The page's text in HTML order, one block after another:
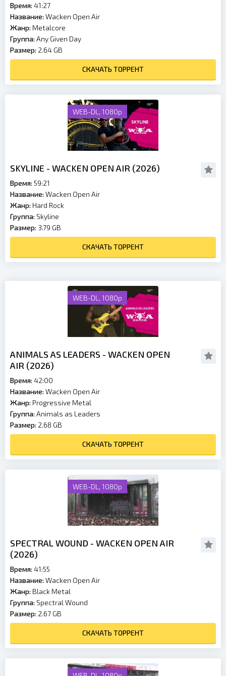
Время: 41:27
Название: Wacken Open Air
Жанр: Metalcore
Группа: Any Given Day
Размер: 2.64 GB
СКАЧАТЬ ТОРРЕНТ
WEB-DL, 1080p
SKYLINE - WACKEN OPEN AIR (2026)
Время: 59:21
Название: Wacken Open Air
Жанр: Hard Rock
Группа: Skyline
Размер: 3.79 GB
СКАЧАТЬ ТОРРЕНТ
WEB-DL, 1080p
ANIMALS AS LEADERS - WACKEN OPEN
AIR (2026)
Время: 42:00
Название: Wacken Open Air
Жанр: Progressive Metal
Группа: Animals as Leaders
Размер: 2.68 GB
СКАЧАТЬ ТОРРЕНТ
WEB-DL, 1080p
SPECTRAL WOUND - WACKEN OPEN AIR
(2026)
Время: 41:55
Название: Wacken Open Air
Жанр: Black Metal
Группа: Spectral Wound
Размер: 2.67 GB
СКАЧАТЬ ТОРРЕНТ